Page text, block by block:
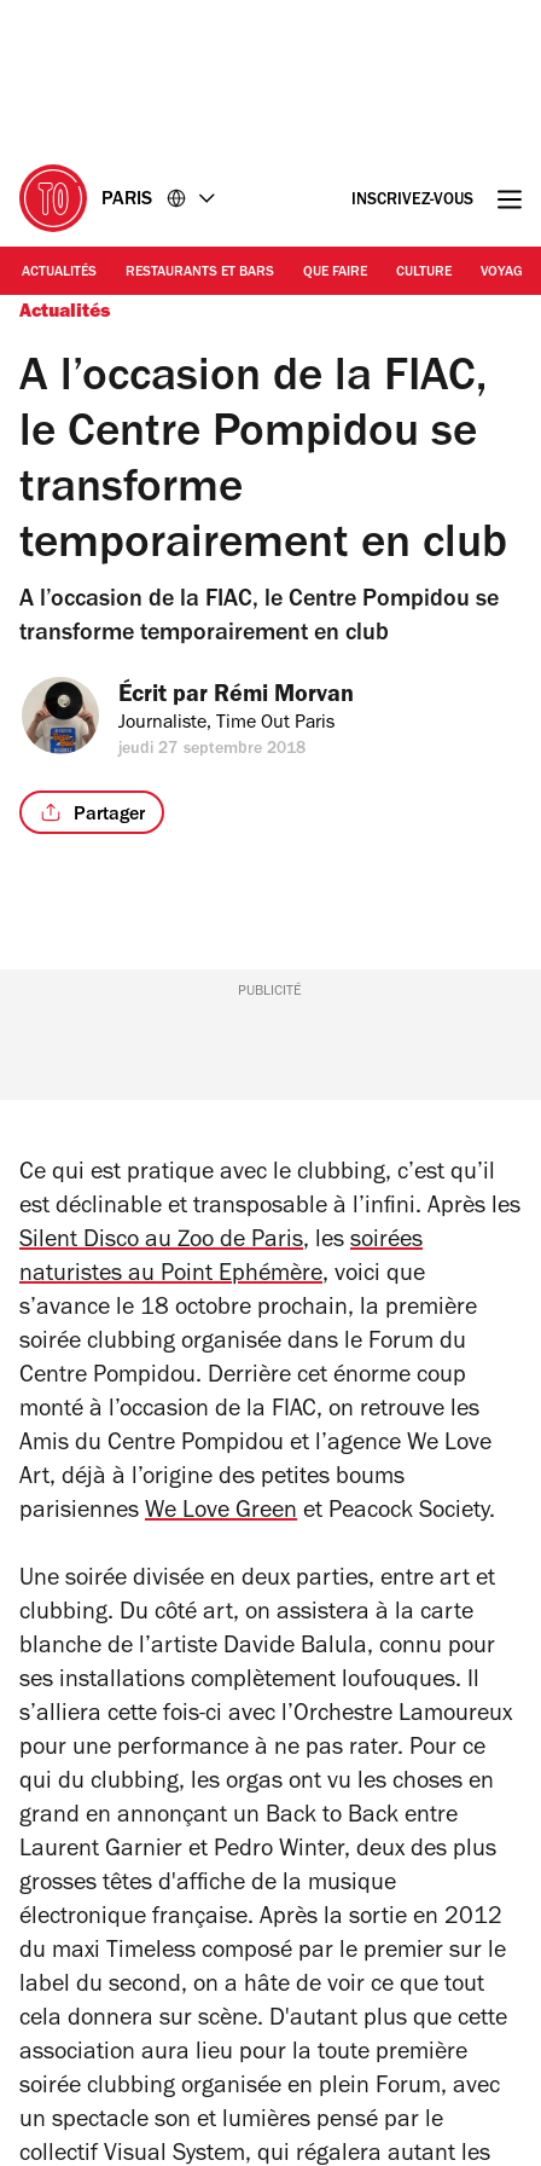
PARIS INSCRIVEZ-VOUS
ACTUALITÉS RESTAURANTS ET BARS QUE FAIRE CULTURE VOYAGE
Actualités
A l’occasion de la FIAC,
le Centre Pompidou se
transforme
temporairement en club
A l’occasion de la FIAC, le Centre Pompidou se
transforme temporairement en club
Écrit par Rémi Morvan
Journaliste, Time Out Paris
jeudi 27 septembre 2018
Partager
PUBLICITÉ
Ce qui est pratique avec le clubbing, c’est qu’il
est déclinable et transposable à l’infini. Après les
Silent Disco au Zoo de Paris, les soirées
naturistes au Point Ephémère, voici que
s’avance le 18 octobre prochain, la première
soirée clubbing organisée dans le Forum du
Centre Pompidou. Derrière cet énorme coup
monté à l’occasion de la FIAC, on retrouve les
Amis du Centre Pompidou et l’agence We Love
Art, déjà à l’origine des petites boums
parisiennes We Love Green et Peacock Society.
Une soirée divisée en deux parties, entre art et
clubbing. Du côté art, on assistera à la carte
blanche de l’artiste Davide Balula, connu pour
ses installations complètement loufouques. Il
s’alliera cette fois-ci avec l’Orchestre Lamoureux
pour une performance à ne pas rater. Pour ce
qui du clubbing, les orgas ont vu les choses en
grand en annonçant un Back to Back entre
Laurent Garnier et Pedro Winter, deux des plus
grosses têtes d'affiche de la musique
électronique française. Après la sortie en 2012
du maxi Timeless composé par le premier sur le
label du second, on a hâte de voir ce que tout
cela donnera sur scène. D'autant plus que cette
association aura lieu pour la toute première
soirée clubbing organisée en plein Forum, avec
un spectacle son et lumières pensé par le
collectif Visual System, qui régalera autant les